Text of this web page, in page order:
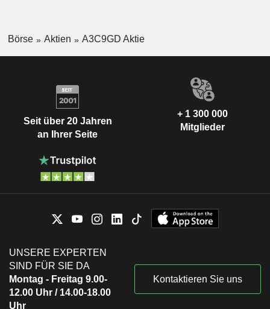
Börse Aktien A3C9GD Aktie
Seit über 20 Jahren
an Ihrer Seite
+ 1 300 000
Mitglieder
UNSERE EXPERTEN
SIND FÜR SIE DA
Montag - Freitag 9.00-
12.00 Uhr / 14.00-18.00
Uhr
Kontaktieren Sie uns